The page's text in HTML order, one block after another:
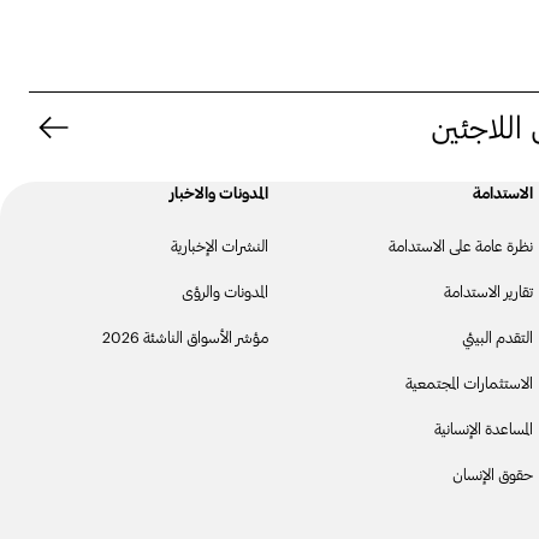
الاستدامة
نظرة عامة على الاستدامة
تقارير الاستدامة
التقدم البيئي
الاستثمارات المجتمعية
المساعدة الإنسانية
حقوق الإنسان
المدونات والاخبار
النشرات الإخبارية
المدونات والرؤى
مؤشر الأسواق الناشئة 2026